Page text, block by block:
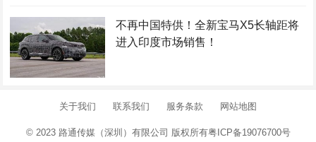
不再中国特供！全新宝马X5长轴距将
进入印度市场销售！
关于我们 联系我们 服务条款 网站地图
© 2023 路通传媒（深圳）有限公司 版权所有粤ICP备19076700号